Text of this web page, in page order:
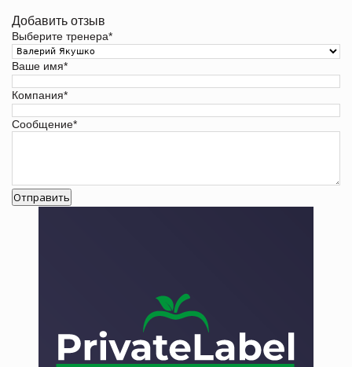
Добавить отзыв
Выберите тренера*
Ваше имя*
Компания*
Сообщение*